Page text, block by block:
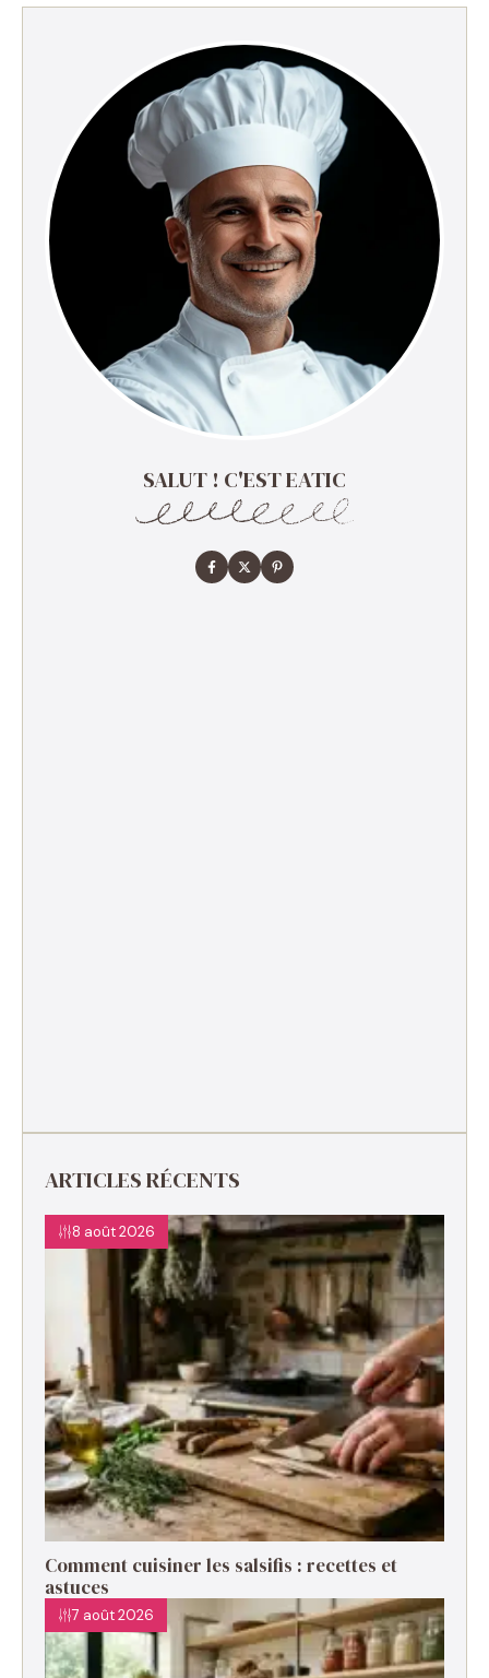
SALUT ! C'EST EATIC
ARTICLES RÉCENTS
8 août 2026
Comment cuisiner les salsifis : recettes et
astuces
7 août 2026